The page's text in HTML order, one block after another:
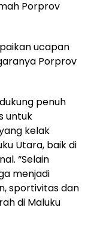
Porprov
ucapan
Porprov
penuh
untuk
kelak
Utara, baik di
“Selain
menjadi
sportivitas dan
di Maluku